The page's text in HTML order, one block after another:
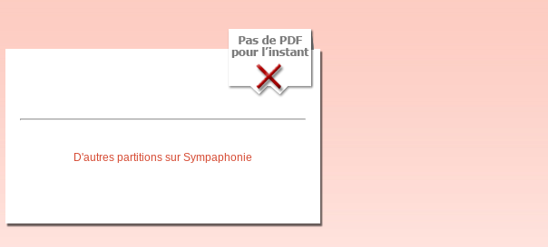
D'autres partitions sur Sympaphonie